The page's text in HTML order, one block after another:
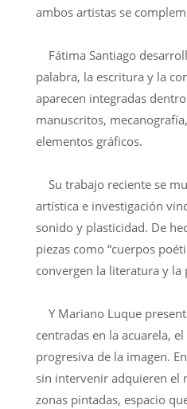
ambos artistas se
Fátima Santiago
palabra, la escritura y la
aparecen integradas
manuscritos,
elementos gráficos.
Su trabajo reciente se
artística e investigación
sonido y plasticidad. De
piezas como “cuerpos
convergen la literatura y la
Y Mariano Luque
centradas en la acuarela,
progresiva de la imagen.
sin intervenir adquieren el
zonas pintadas, espacio